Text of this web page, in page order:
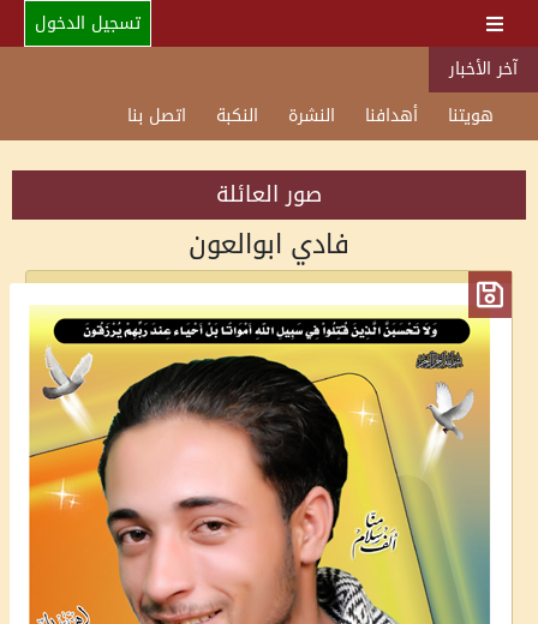
تسجيل الدخول
آخر الأخبار
هويتنا
أهدافنا النشرة النكبة اتصل بنا
صور العائلة
فادي ابوالعون